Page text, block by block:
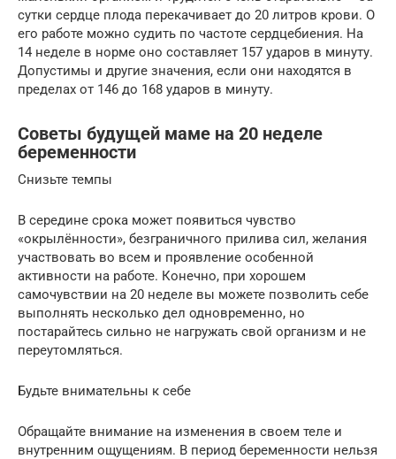
сутки сердце плода перекачивает до 20 литров крови. О
его работе можно судить по частоте сердцебиения. На
14 неделе в норме оно составляет 157 ударов в минуту.
Допустимы и другие значения, если они находятся в
пределах от 146 до 168 ударов в минуту.
Советы будущей маме на 20 неделе
беременности
Снизьте темпы
В середине срока может появиться чувство
«окрылённости», безграничного прилива сил, желания
участвовать во всем и проявление особенной
активности на работе. Конечно, при хорошем
самочувствии на 20 неделе вы можете позволить себе
выполнять несколько дел одновременно, но
постарайтесь сильно не нагружать свой организм и не
переутомляться.
Будьте внимательны к себе
Обращайте внимание на изменения в своем теле и
внутренним ощущениям. В период беременности нельзя